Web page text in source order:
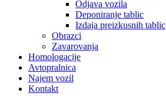
Odjava vozila
Deponiranje tablic
Izdaja preizkusnih tablic
Obrazci
Zavarovanja
Homologacije
Avtopralnica
Najem vozil
Kontakt